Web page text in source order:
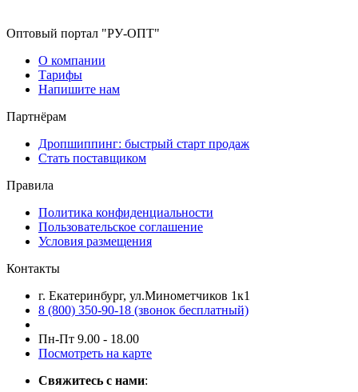
Оптовый портал "РУ-ОПТ"
О компании
Тарифы
Напишите нам
Партнёрам
Дропшиппинг: быстрый старт продаж
Стать поставщиком
Правила
Политика конфиденциальности
Пользовательское соглашение
Условия размещения
Контакты
г. Екатеринбург, ул.Минометчиков 1к1
8 (800) 350-90-18 (звонок бесплатный)
Пн-Пт 9.00 - 18.00
Посмотреть на карте
Свяжитесь с нами: